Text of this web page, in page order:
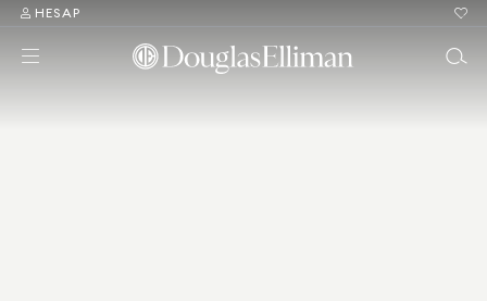
HESAP